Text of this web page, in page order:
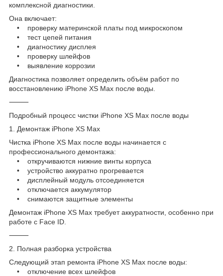
комплексной диагностики.
Она включает:
• проверку материнской платы под микроскопом
• тест цепей питания
• диагностику дисплея
• проверку шлейфов
• выявление коррозии
Диагностика позволяет определить объём работ по
восстановлению iPhone XS Max после воды.
⸻
Подробный процесс чистки iPhone XS Max после воды
1. Демонтаж iPhone XS Max
Чистка iPhone XS Max после воды начинается с
профессионального демонтажа:
• откручиваются нижние винты корпуса
• устройство аккуратно прогревается
• дисплейный модуль отсоединяется
• отключается аккумулятор
• снимаются защитные элементы
Демонтаж iPhone XS Max требует аккуратности, особенно при
работе с Face ID.
⸻
2. Полная разборка устройства
Следующий этап ремонта iPhone XS Max после воды:
• отключение всех шлейфов